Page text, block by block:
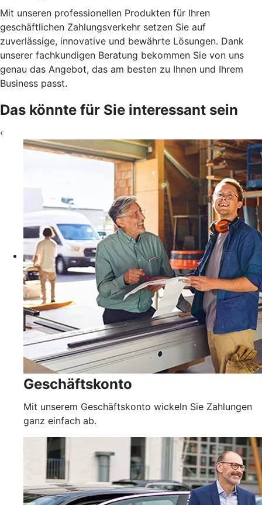
Mit unseren professionellen Produkten für Ihren
geschäftlichen Zahlungsverkehr setzen Sie auf
zuverlässige, innovative und bewährte Lösungen. Dank
unserer fachkundigen Beratung bekommen Sie von uns
genau das Angebot, das am besten zu Ihnen und Ihrem
Business passt.
Das könnte für Sie interessant sein
‹
Geschäftskonto
Mit unserem Geschäftskonto wickeln Sie Zahlungen
ganz einfach ab.